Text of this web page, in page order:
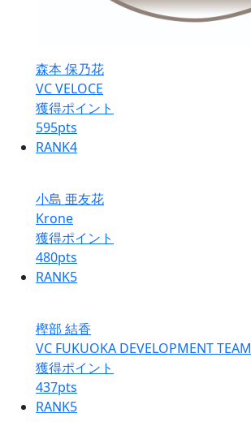
森本 保乃花
VC VELOCE
獲得ポイント
595pts
RANK4
小島 亜友花
Krone
獲得ポイント
480pts
RANK5
樫部 結香
VC FUKUOKA DEVELOPMENT TEAM
獲得ポイント
437pts
RANK5